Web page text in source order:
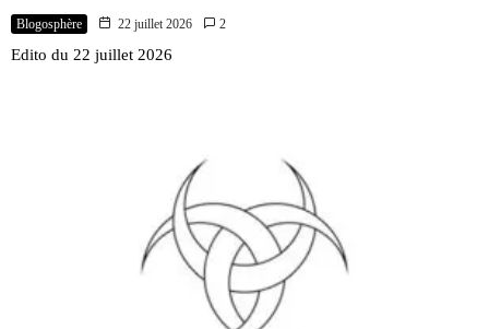
Blogosphère 22 juillet 2026 2
Edito du 22 juillet 2026